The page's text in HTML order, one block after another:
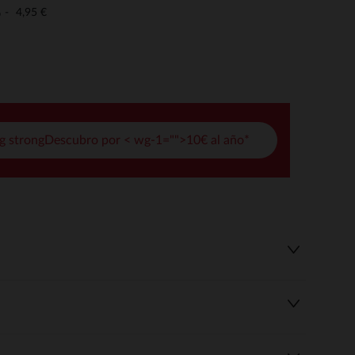
4,95 €
strongDescubro por < wg-1="">10€ al año*